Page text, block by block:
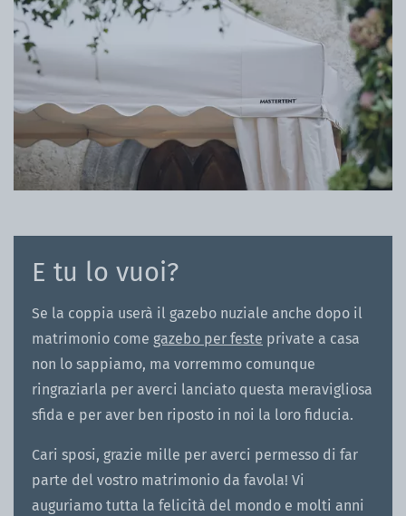
E tu lo vuoi?
Se la coppia userà il gazebo nuziale anche dopo il
matrimonio come gazebo per feste private a casa
non lo sappiamo, ma vorremmo comunque
ringraziarla per averci lanciato questa meravigliosa
sfida e per aver ben riposto in noi la loro fiducia.
Cari sposi, grazie mille per averci permesso di far
parte del vostro matrimonio da favola! Vi
auguriamo tutta la felicità del mondo e molti anni